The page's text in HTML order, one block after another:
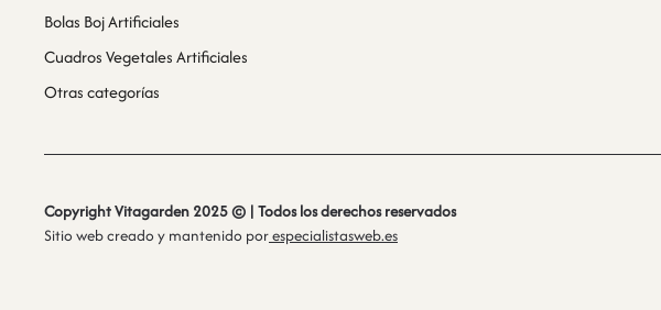
Bolas Boj Artificiales
Cuadros Vegetales Artificiales
Otras categorías
Copyright Vitagarden 2025 © | Todos los derechos reservados
Sitio web creado y mantenido porespecialistasweb.es